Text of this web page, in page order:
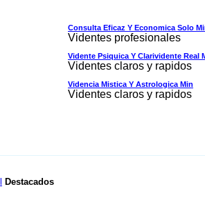
Consulta Eficaz Y Economica Solo
Videntes profesionales
Vidente Psiquica Y Clarividente Real
Videntes claros y rapidos
Videncia Mistica Y Astrologica Min
Videntes claros y rapidos
Destacados